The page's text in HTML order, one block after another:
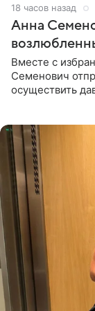
18 часов назад
Анна
Вместе с
Семенович
осуществить